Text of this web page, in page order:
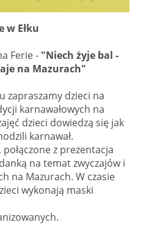
w Ełku
Ferie - "Niech żyje bal -
na Mazurach"
zapraszamy dzieci na
karnawałowych na
dzieci dowiedzą się jak
karnawał.
z prezentacja
na temat zwyczajów i
na Mazurach. W czasie
wykonają maski